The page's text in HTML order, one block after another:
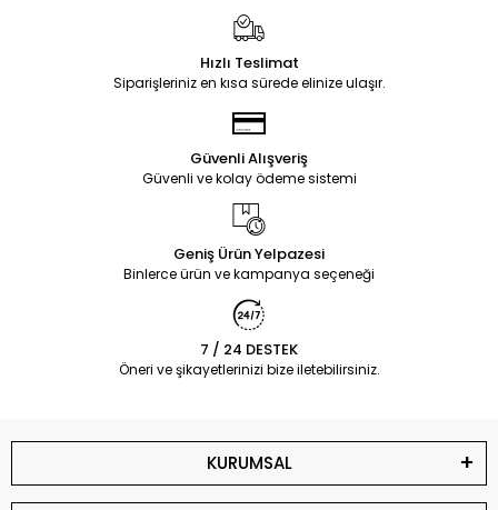
Hızlı Teslimat
Siparişleriniz en kısa sürede elinize ulaşır.
Güvenli Alışveriş
Güvenli ve kolay ödeme sistemi
Geniş Ürün Yelpazesi
Binlerce ürün ve kampanya seçeneği
7 / 24 DESTEK
Öneri ve şikayetlerinizi bize iletebilirsiniz.
KURUMSAL